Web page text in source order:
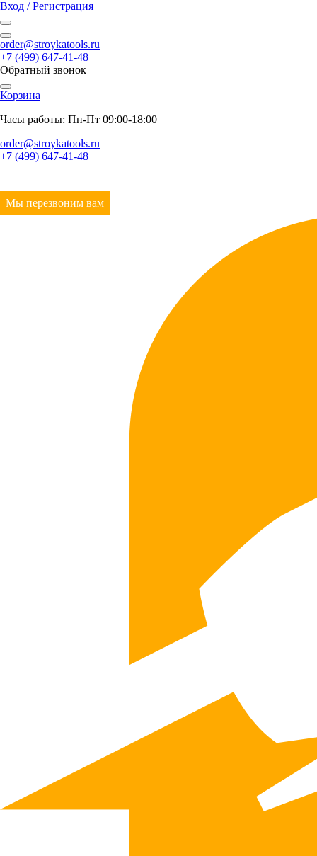
Вход / Регистрация
order@stroykatools.ru
+7 (499) 647-41-48
Обратный звонок
Корзина
Часы работы: Пн-Пт 09:00-18:00
order@stroykatools.ru
+7 (499) 647-41-48
Мы перезвоним вам